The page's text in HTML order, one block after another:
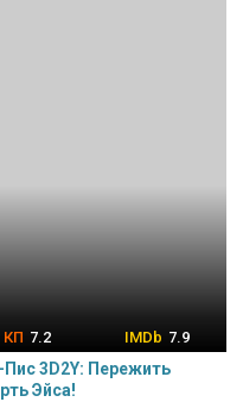
7.2 7.9
Пис 3D2Y: Пережить
Эйса!